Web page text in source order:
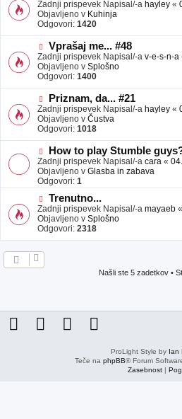
o
v
e
b
a
v
e
Zadnji prispevek Napisal/-a hayley «
Objavljeno v Kuhinja
Odgovori: 1420
N
o
v
e
b
a
v
e
Vprašaj me... #48
Zadnji prispevek Napisal/-a v-e-s-n-a
Objavljeno v Splošno
Odgovori: 1400
N
o
v
e
b
a
v
e
Priznam, da... #21
Zadnji prispevek Napisal/-a hayley «
Objavljeno v Čustva
Odgovori: 1018
N
o
v
e
o
b
j
a
v
e
How to play Stumble
Zadnji prispevek Napisal/-a cara «
Objavljeno v Glasba in zabava
Odgovori: 1
N
o
v
e
o
Trenutno...
Zadnji prispevek Napisal/-a mayaeb «
Objavljeno v Splošno
Odgovori: 2318
Našli ste 5 zadetkov •
ProLight Style by Ian
Teče na phpBB® Forum
Zasebnost|